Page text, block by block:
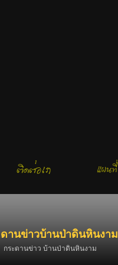
านข่าวบ้านป่าดินหินงาม
กระดานข่าว บ้านป่าดินหินงาม